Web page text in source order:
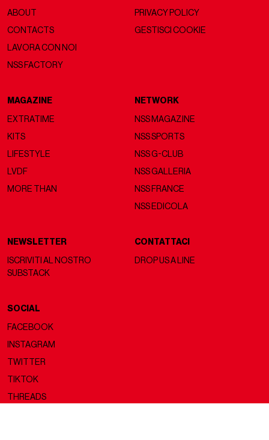
ABOUT
CONTACTS
LAVORA CON NOI
NSS FACTORY
PRIVACY POLICY
GESTISCI COOKIE
MAGAZINE
EXTRATIME
KITS
LIFESTYLE
LVDF
MORE THAN
NETWORK
NSS MAGAZINE
NSS SPORTS
NSS G-CLUB
NSS GALLERIA
NSS FRANCE
NSS EDICOLA
NEWSLETTER
ISCRIVITI AL NOSTRO
SUBSTACK
CONTATTACI
DROP US A LINE
SOCIAL
FACEBOOK
INSTAGRAM
TWITTER
TIKTOK
THREADS